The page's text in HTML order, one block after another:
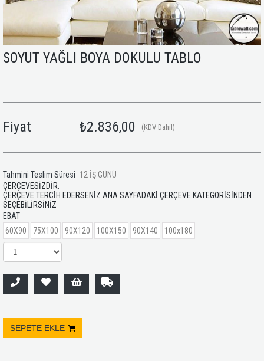
SOYUT YAĞLI BOYA DOKULU TABLO
Fiyat ₺2.836,00 (KDV Dahil)
Tahmini Teslim Süresi 12 İŞ GÜNÜ
ÇERÇEVESİZDİR.
ÇERÇEVE TERCİH EDERSENİZ ANA SAYFADAKİ ÇERÇEVE KATEGORİSİNDEN
SEÇEBİLİRSİNİZ
EBAT
60X90
75X100 90X120 100X150 90X140 100x180